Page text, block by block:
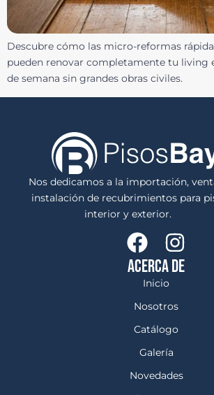
Descubre cómo las micro-reformas
pueden renovar completamente tu living
de semana sin grandes obras civiles.
Nos dedicamos a la importación,
instalación de recubrimientos para
interior y exterior.
ACERCA DE
Inicio
Nosotros
Catálogo
Galería
Novedades